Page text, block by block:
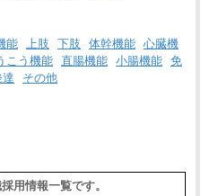
能 上肢 下肢 体幹機能 心臓機
こう機能 直腸機能 小腸機能 免
達 その他
用情報一覧です。